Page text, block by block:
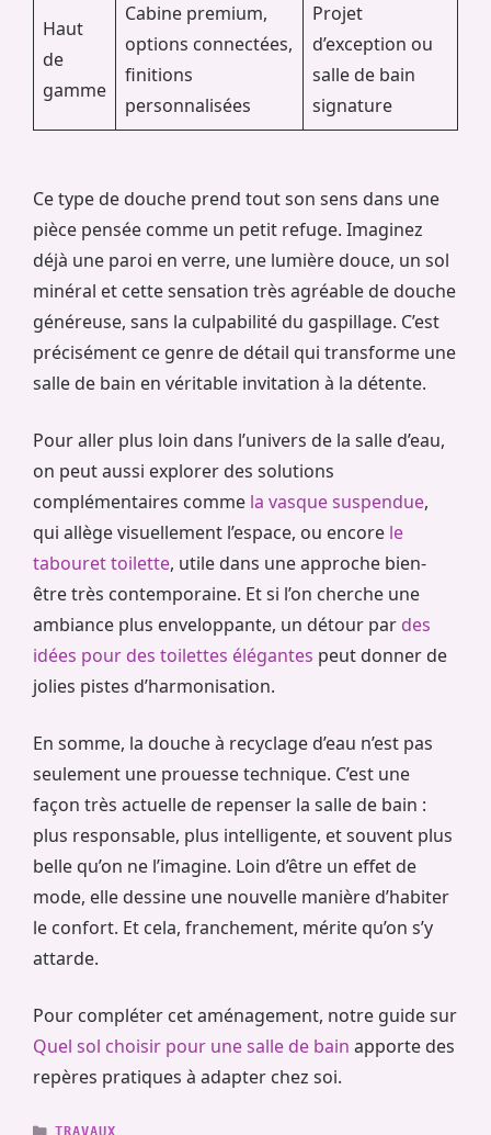
Haut
de
gamme
Cabine premium,
options connectées,
finitions
personnalisées
Projet
d’exception ou
salle de bain
signature
Ce type de douche prend tout son sens dans une
pièce pensée comme un petit refuge. Imaginez
déjà une paroi en verre, une lumière douce, un sol
minéral et cette sensation très agréable de douche
généreuse, sans la culpabilité du gaspillage. C’est
précisément ce genre de détail qui transforme une
salle de bain en véritable invitation à la détente.
Pour aller plus loin dans l’univers de la salle d’eau,
on peut aussi explorer des solutions
complémentaires comme la vasque suspendue,
qui allège visuellement l’espace, ou encore le
tabouret toilette, utile dans une approche bien-
être très contemporaine. Et si l’on cherche une
ambiance plus enveloppante, un détour par des
idées pour des toilettes élégantes peut donner de
jolies pistes d’harmonisation.
En somme, la douche à recyclage d’eau n’est pas
seulement une prouesse technique. C’est une
façon très actuelle de repenser la salle de bain :
plus responsable, plus intelligente, et souvent plus
belle qu’on ne l’imagine. Loin d’être un effet de
mode, elle dessine une nouvelle manière d’habiter
le confort. Et cela, franchement, mérite qu’on s’y
attarde.
Pour compléter cet aménagement, notre guide sur
Quel sol choisir pour une salle de bain apporte des
repères pratiques à adapter chez soi.
CATÉGORIES
TRAVAUX